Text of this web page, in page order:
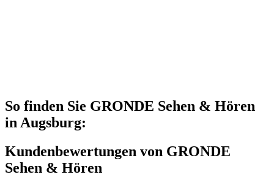
So finden Sie GRONDE Sehen & Hören
in Augsburg:
Kundenbewertungen von GRONDE
Sehen & Hören